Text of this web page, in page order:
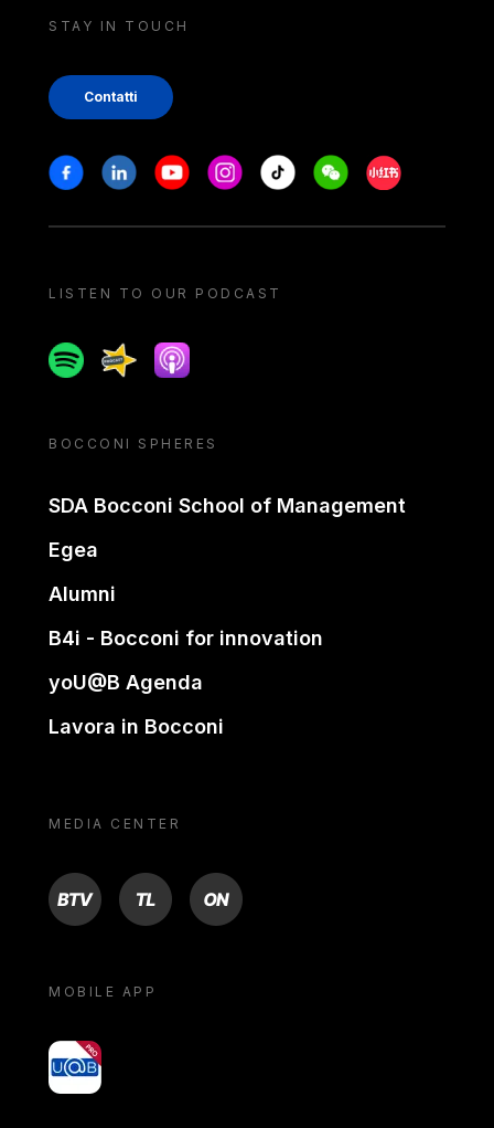
STAY IN TOUCH
Contatti
Stay in touch
FacebookLinkedinYoutubeInstagram
Tiktok WeechatXiaohongshu/
LISTEN TO OUR PODCAST
SpotifySpreakerApple podcast
BOCCONI SPHERES
SDA Bocconi School of Management
Egea
Alumni
B4i - Bocconi for innovation
yoU@B Agenda
Lavora in Bocconi
MEDIA CENTER
BTV TL ON
MOBILE APP
yoU@B